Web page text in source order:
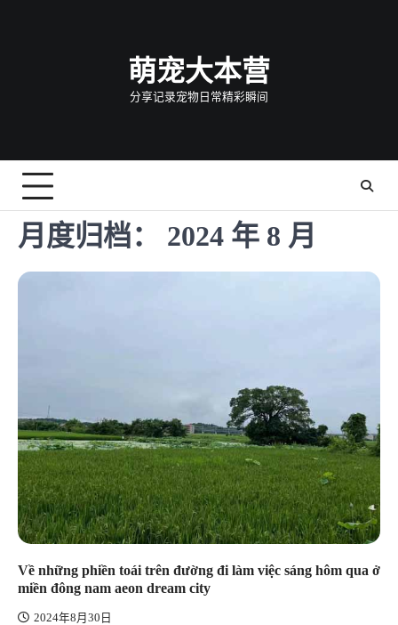
萌宠大本营
分享记录宠物日常精彩瞬间
月度归档： 2024 年 8 月
Về những phiền toái trên đường đi làm việc sáng hôm qua ở
miền đông nam aeon dream city
2024年8月30日